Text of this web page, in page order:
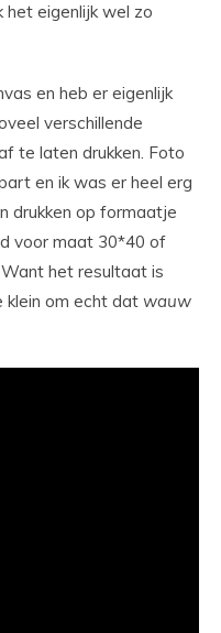
het eigenlijk wel zo
en heb er eigenlijk
verschillende
te laten drukken. Foto
en ik was er heel erg
drukken op formaatje
voor maat 30*40 of
het resultaat is
klein om echt dat wauw